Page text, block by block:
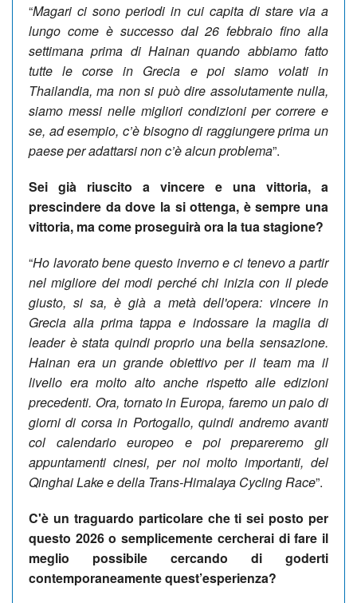
“Magari ci sono periodi in cui capita di stare via a
lungo come è successo dal 26 febbraio fino alla
settimana prima di Hainan quando abbiamo fatto
tutte le corse in Grecia e poi siamo volati in
Thailandia, ma non si può dire assolutamente nulla,
siamo messi nelle migliori condizioni per correre e
se, ad esempio, c’è bisogno di raggiungere prima un
paese per adattarsi non c’è alcun problema”.
Sei già riuscito a vincere e una vittoria, a
prescindere da dove la si ottenga, è sempre una
vittoria, ma come proseguirà ora la tua stagione?
“Ho lavorato bene questo inverno e ci tenevo a partir
nel migliore dei modi perché chi inizia con il piede
giusto, si sa, è già a metà dell'opera: vincere in
Grecia alla prima tappa e indossare la maglia di
leader è stata quindi proprio una bella sensazione.
Hainan era un grande obiettivo per il team ma il
livello era molto alto anche rispetto alle edizioni
precedenti. Ora, tornato in Europa, faremo un paio di
giorni di corsa in Portogallo, quindi andremo avanti
col calendario europeo e poi prepareremo gli
appuntamenti cinesi, per noi molto importanti, del
Qinghai Lake e della Trans-Himalaya Cycling Race”.
C'è un traguardo particolare che ti sei posto per
questo 2026 o semplicemente cercherai di fare il
meglio possibile cercando di goderti
contemporaneamente quest’esperienza?